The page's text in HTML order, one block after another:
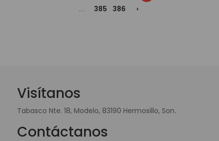
...
385 386 ›
Visítanos
Tabasco Nte. 18, Modelo, 83190 Hermosillo, Son.
Contáctanos